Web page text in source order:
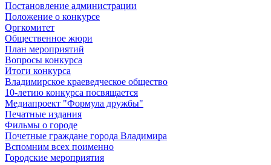
Постановление администрации
Положение о конкурсе
Оргкомитет
Общественное жюри
План мероприятий
Вопросы конкурса
Итоги конкурса
Владимирское краеведческое общество
10-летию конкурса посвящается
Медиапроект "Формула дружбы"
Печатные издания
Фильмы о городе
Почетные граждане города Владимира
Вспомним всех поименно
Городские мероприятия